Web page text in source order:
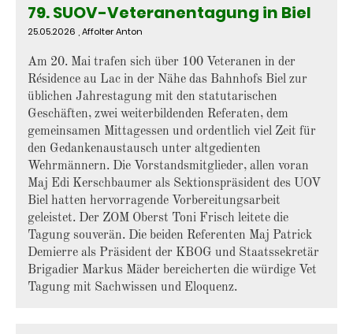
79. SUOV-Veteranentagung in Biel
25.05.2026 , Affolter Anton
Am 20. Mai trafen sich über 100 Veteranen in der
Résidence au Lac in der Nähe das Bahnhofs Biel zur
üblichen Jahrestagung mit den statutarischen
Geschäften, zwei weiterbildenden Referaten, dem
gemeinsamen Mittagessen und ordentlich viel Zeit für
den Gedankenaustausch unter altgedienten
Wehrmännern. Die Vorstandsmitglieder, allen voran
Maj Edi Kerschbaumer als Sektionspräsident des UOV
Biel hatten hervorragende Vorbereitungsarbeit
geleistet. Der ZOM Oberst Toni Frisch leitete die
Tagung souverän. Die beiden Referenten Maj Patrick
Demierre als Präsident der KBOG und Staatssekretär
Brigadier Markus Mäder bereicherten die würdige Vet
Tagung mit Sachwissen und Eloquenz.